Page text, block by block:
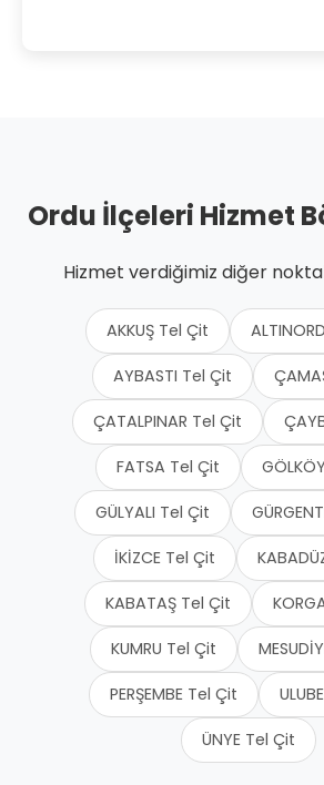
Ordu İlçeleri Hizmet
Hizmet verdiğimiz diğer
AKKUŞ Tel Çit
AYBASTI Tel Çit
ÇATALPINAR Tel Çit
FATSA Tel Çit
GÜLYALI Tel Çit
İKİZCE Tel Çit
KABATAŞ Tel Çit
KUMRU Tel Çit
PERŞEMBE Tel Çit
ÜNYE Tel Çit